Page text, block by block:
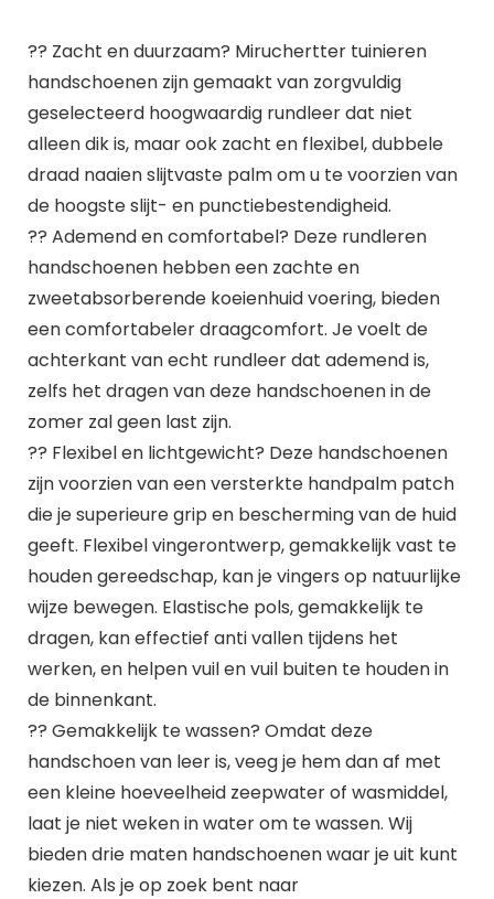
?? Zacht en duurzaam? Miruchertter tuinieren
handschoenen zijn gemaakt van zorgvuldig
geselecteerd hoogwaardig rundleer dat niet
alleen dik is, maar ook zacht en flexibel, dubbele
draad naaien slijtvaste palm om u te voorzien van
de hoogste slijt- en punctiebestendigheid.
?? Ademend en comfortabel? Deze rundleren
handschoenen hebben een zachte en
zweetabsorberende koeienhuid voering, bieden
een comfortabeler draagcomfort. Je voelt de
achterkant van echt rundleer dat ademend is,
zelfs het dragen van deze handschoenen in de
zomer zal geen last zijn.
?? Flexibel en lichtgewicht? Deze handschoenen
zijn voorzien van een versterkte handpalm patch
die je superieure grip en bescherming van de huid
geeft. Flexibel vingerontwerp, gemakkelijk vast te
houden gereedschap, kan je vingers op natuurlijke
wijze bewegen. Elastische pols, gemakkelijk te
dragen, kan effectief anti vallen tijdens het
werken, en helpen vuil en vuil buiten te houden in
de binnenkant.
?? Gemakkelijk te wassen? Omdat deze
handschoen van leer is, veeg je hem dan af met
een kleine hoeveelheid zeepwater of wasmiddel,
laat je niet weken in water om te wassen. Wij
bieden drie maten handschoenen waar je uit kunt
kiezen. Als je op zoek bent naar